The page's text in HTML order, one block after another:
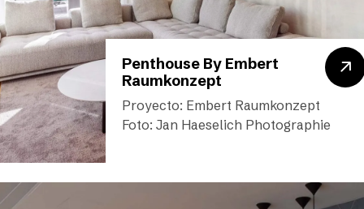
Penthouse By Embert
Raumkonzept
Proyecto: Embert Raumkonzept
Foto: Jan Haeselich Photographie